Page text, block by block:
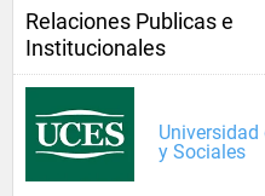
Relaciones Publicas e
Institucionales
Universidad
y Sociales